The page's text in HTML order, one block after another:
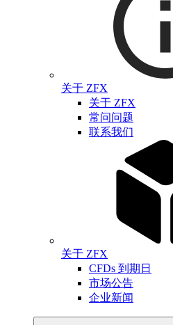
关于 ZFX
关于 ZFX
常问问题
联系我们
关于 ZFX
CFDs 到期日
市场公告
企业新闻